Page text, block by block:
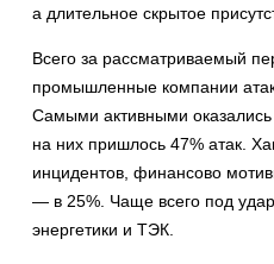
а длительное скрытое
Всего за рассматриваемый
промышленные компании
Самыми активными
на них пришлось 47% атак.
инцидентов, финансово
— в 25%. Чаще всего под
энергетики и ТЭК.